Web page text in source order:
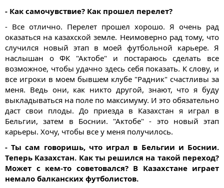
- Как самочувствие? Как прошел перелет?
- Все отлично. Перелет прошел хорошо. Я очень рад
оказаться на казахской земле. Неимоверно рад тому, что
случился новый этап в моей футбольной карьере. Я
наслышан о ФК "Актобе" и постараюсь сделать все
возможное, чтобы удачно здесь себя показать. К слову, и
все игроки в моем бывшем клубе "Радник" счастливы за
меня. Ведь они, как никто другой, знают, что я буду
выкладываться на поле по максимуму. И это обязательно
даст свои плоды. До приезда в Казахстан я играл в
Бельгии, затем в Боснии. "Актобе" - это новый этап
карьеры. Хочу, чтобы все у меня получилось.
- Ты сам говоришь, что играл в Бельгии и Боснии.
Теперь Казахстан. Как ты решился на такой переход?
Может с кем-то советовался? В Казахстане играет
немало балканских футболистов.